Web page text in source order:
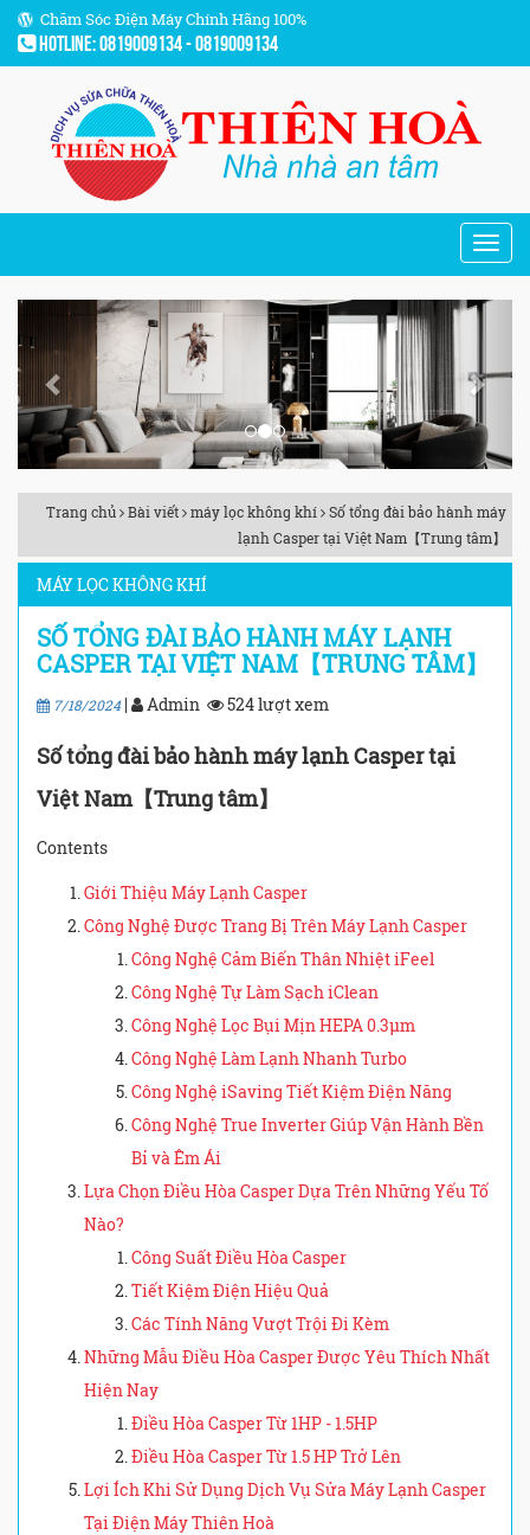
Chăm Sóc Điện Máy Chính Hãng 100%
Hotline: 0819009134 - 0819009134
Previous Next
Trang chủ Bài viết máy lọc không khí
Số tổng đài bảo hành máy
lạnh Casper tại Việt Nam【Trung tâm】
MÁY LỌC KHÔNG KHÍ
SỐ TỔNG ĐÀI BẢO HÀNH MÁY LẠNH
CASPER TẠI VIỆT NAM【TRUNG TÂM】
7/18/2024| Admin 524 lượt xem
Số tổng đài bảo hành máy lạnh Casper tại
Việt Nam【Trung tâm】
Contents
Giới Thiệu Máy Lạnh Casper
Công Nghệ Được Trang Bị Trên Máy Lạnh Casper
Công Nghệ Cảm Biến Thân Nhiệt iFeel
Công Nghệ Tự Làm Sạch iClean
Công Nghệ Lọc Bụi Mịn HEPA 0.3μm
Công Nghệ Làm Lạnh Nhanh Turbo
Công Nghệ iSaving Tiết Kiệm Điện Năng
Công Nghệ True Inverter Giúp Vận Hành Bền
Bỉ và Êm Ái
Lựa Chọn Điều Hòa Casper Dựa Trên Những Yếu Tố
Nào?
Công Suất Điều Hòa Casper
Tiết Kiệm Điện Hiệu Quả
Các Tính Năng Vượt Trội Đi Kèm
Những Mẫu Điều Hòa Casper Được Yêu Thích Nhất
Hiện Nay
Điều Hòa Casper Từ 1HP - 1.5HP
Điều Hòa Casper Từ 1.5 HP Trở Lên
Lợi Ích Khi Sử Dụng Dịch Vụ Sửa Máy Lạnh Casper
Tại Điện Máy Thiên Hoà